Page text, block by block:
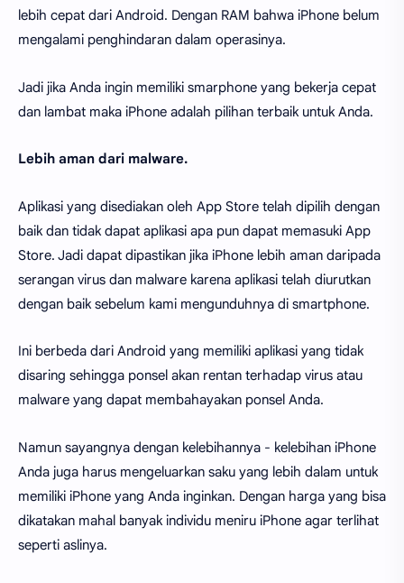
lebih cepat dari Android. Dengan RAM bahwa iPhone belum
mengalami penghindaran dalam operasinya.
Jadi jika Anda ingin memiliki smarphone yang bekerja cepat
dan lambat maka iPhone adalah pilihan terbaik untuk Anda.
Lebih aman dari malware.
Aplikasi yang disediakan oleh App Store telah dipilih dengan
baik dan tidak dapat aplikasi apa pun dapat memasuki App
Store. Jadi dapat dipastikan jika iPhone lebih aman daripada
serangan virus dan malware karena aplikasi telah diurutkan
dengan baik sebelum kami mengunduhnya di smartphone.
Ini berbeda dari Android yang memiliki aplikasi yang tidak
disaring sehingga ponsel akan rentan terhadap virus atau
malware yang dapat membahayakan ponsel Anda.
Namun sayangnya dengan kelebihannya - kelebihan iPhone
Anda juga harus mengeluarkan saku yang lebih dalam untuk
memiliki iPhone yang Anda inginkan. Dengan harga yang bisa
dikatakan mahal banyak individu meniru iPhone agar terlihat
seperti aslinya.